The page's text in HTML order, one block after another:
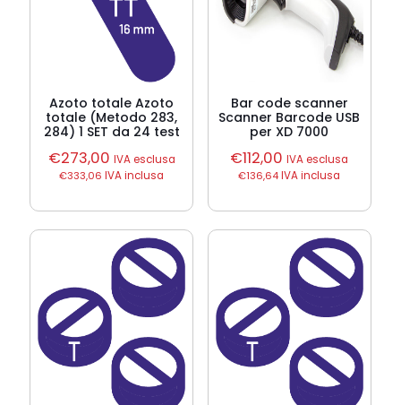
Azoto totale Azoto
totale (Metodo 283,
284) 1 SET da 24 test
€273,00 IVA esclusa
€333,06 IVA inclusa
Bar code scanner
Scanner Barcode USB
per XD 7000
€112,00 IVA esclusa
€136,64IVA inclusa